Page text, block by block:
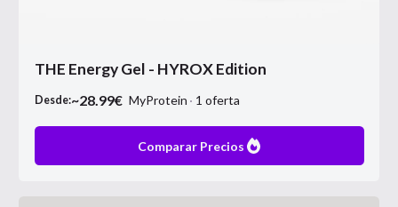
THE Energy Gel - HYROX Edition
Desde:~28.99€ MyProtein 1 oferta
Comparar Precios